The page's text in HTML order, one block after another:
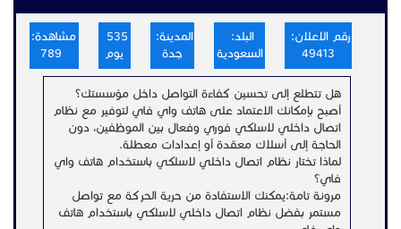
رقم الاعلان:
49413
البلد:
السعودية
المدينة:
جدة
يوم
مشاهدة:
هل تتطلع إلى تحسين كفاءة التواصل داخل مؤسستك؟
أصبح بإمكانك الاعتماد على هاتف واي فاي لتوفير مع نظام
اتصال داخلي لاسلكي فوري وفعال بين الموظفين، دون
الحاجة إلى أسلاك معقدة أو إعدادات معطلة.
لماذا تختار نظام اتصال داخلي لاسلكي باستخدام هاتف واي
فاي؟
مرونة تامة:يمكنك الاستفادة من حرية الحركة مع تواصل
مستمر بفضل نظام اتصال داخلي لاسلكي باستخدام هاتف